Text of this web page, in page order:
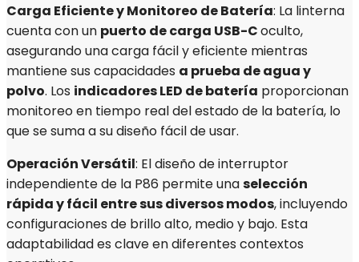
Carga Eficiente y Monitoreo de Batería: La linterna
cuenta con un puerto de carga USB-Coculto,
asegurando una carga fácil y eficiente mientras
mantiene sus capacidades a prueba de agua y
polvo. Los indicadores LED de batería proporcionan
monitoreo en tiempo real del estado de la batería, lo
que se suma a su diseño fácil de usar.
Operación Versátil: El diseño de interruptor
independiente de la P86 permite unaselección
rápida y fácil entre sus diversos modos, incluyendo
configuraciones de brillo alto, medio y bajo. Esta
adaptabilidad es clave en diferentes contextos